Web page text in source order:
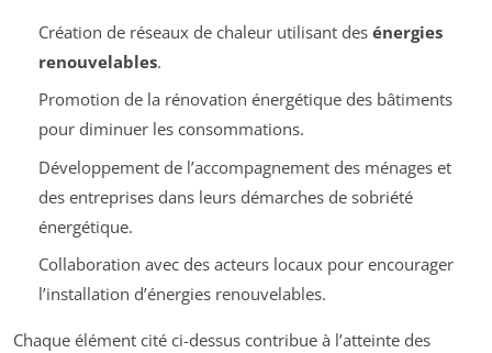
Création de réseaux de chaleur utilisant des énergies
renouvelables.
Promotion de la rénovation énergétique des bâtiments
pour diminuer les consommations.
Développement de l’accompagnement des ménages et
des entreprises dans leurs démarches de sobriété
énergétique.
Collaboration avec des acteurs locaux pour encourager
l’installation d’énergies renouvelables.
Chaque élément cité ci-dessus contribue à l’atteinte des